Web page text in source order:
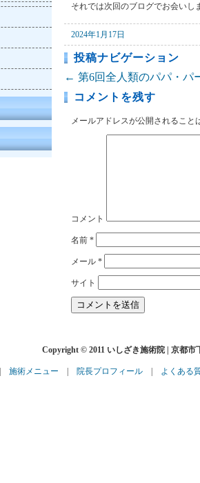
それでは次回のブログでお会い
2024年1月17日
投稿ナビゲーション
← 第6回全人類のパパ・パ
コメントを残す
メールアドレスが公開されること
コメント
名前 *
メール *
サイト
Copyright © 2011 いしざき施術院 | 京都
施術メニュー 院長プロフィール
よくある